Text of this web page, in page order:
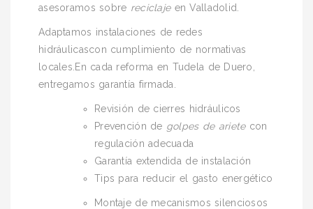
asesoramos sobre reciclajeen Valladolid.
Adaptamos instalaciones de redes
hidráulicascon cumplimiento de normativas
locales.En cada reforma en Tudela de Duero,
entregamos garantía firmada.
Revisión de cierres hidráulicos
Prevención de golpes de arietecon
regulación adecuada
Garantía extendida de instalación
Tips para reducir el gasto energético
Montaje de mecanismos silenciosos